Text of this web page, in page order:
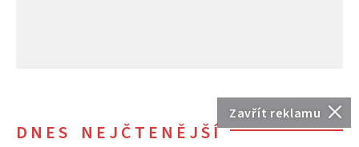
Zavřít reklamu
DNES NEJČTENĚJŠÍ